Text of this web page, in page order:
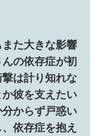
た大きな影響
の依存症が初
は計り知れな
彼を支えたい
からず戸惑い
依存症を抱え